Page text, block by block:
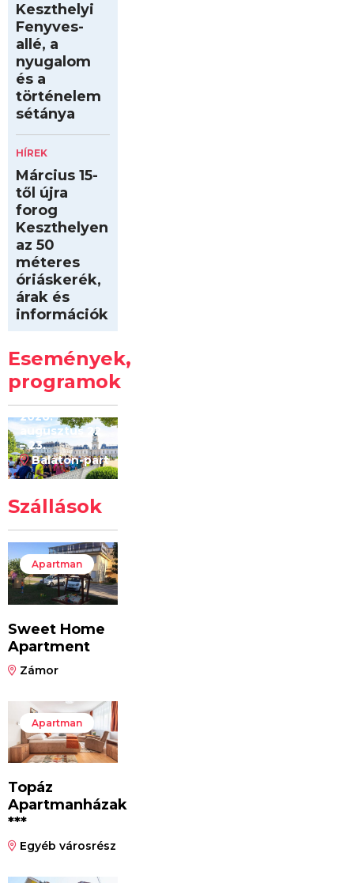
Keszthelyi
Fenyves-
allé, a
nyugalom
és a
történelem
sétánya
HÍREK
Március 15-
től újra
forog
Keszthelyen
az 50
méteres
óriáskerék,
árak és
információk
Események,
programok
Kilóméterek
2026
2026.
augusztus 22
– 23.
Balaton-part
Szállások
Apartman
Sweet Home
Apartment
Zámor
Apartman
Topáz
Apartmanházak
***
Egyéb városrész